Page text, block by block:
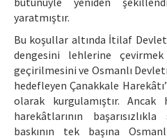
yaratmıştır.
Bu koşullar altında İtilaf
dengesini lehlerine
geçirilmesini ve Osmanlı
hedefleyen Çanakkale
olarak kurgulamıştır.
harekâtlarının başarısızlıkla
baskının tek başına